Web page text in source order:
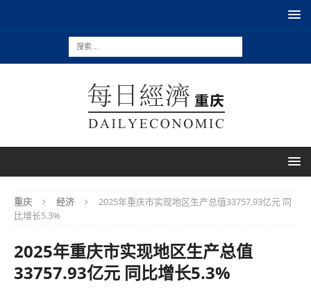
重庆 经济
2025年重庆市实现地区生产总值33757.93亿元 同
比增长5.3%
2025年重庆市实现地区生产总值
33757.93亿元 同比增长5.3%